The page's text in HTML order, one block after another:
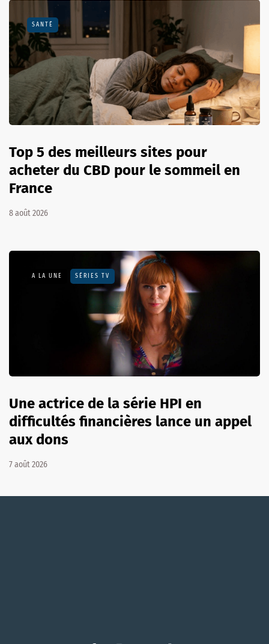
SANTÉ
Top 5 des meilleurs sites pour
acheter du CBD pour le sommeil en
France
8 août 2026
A LA UNE SÉRIES TV
Une actrice de la série HPI en
difficultés financières lance un appel
aux dons
7 août 2026